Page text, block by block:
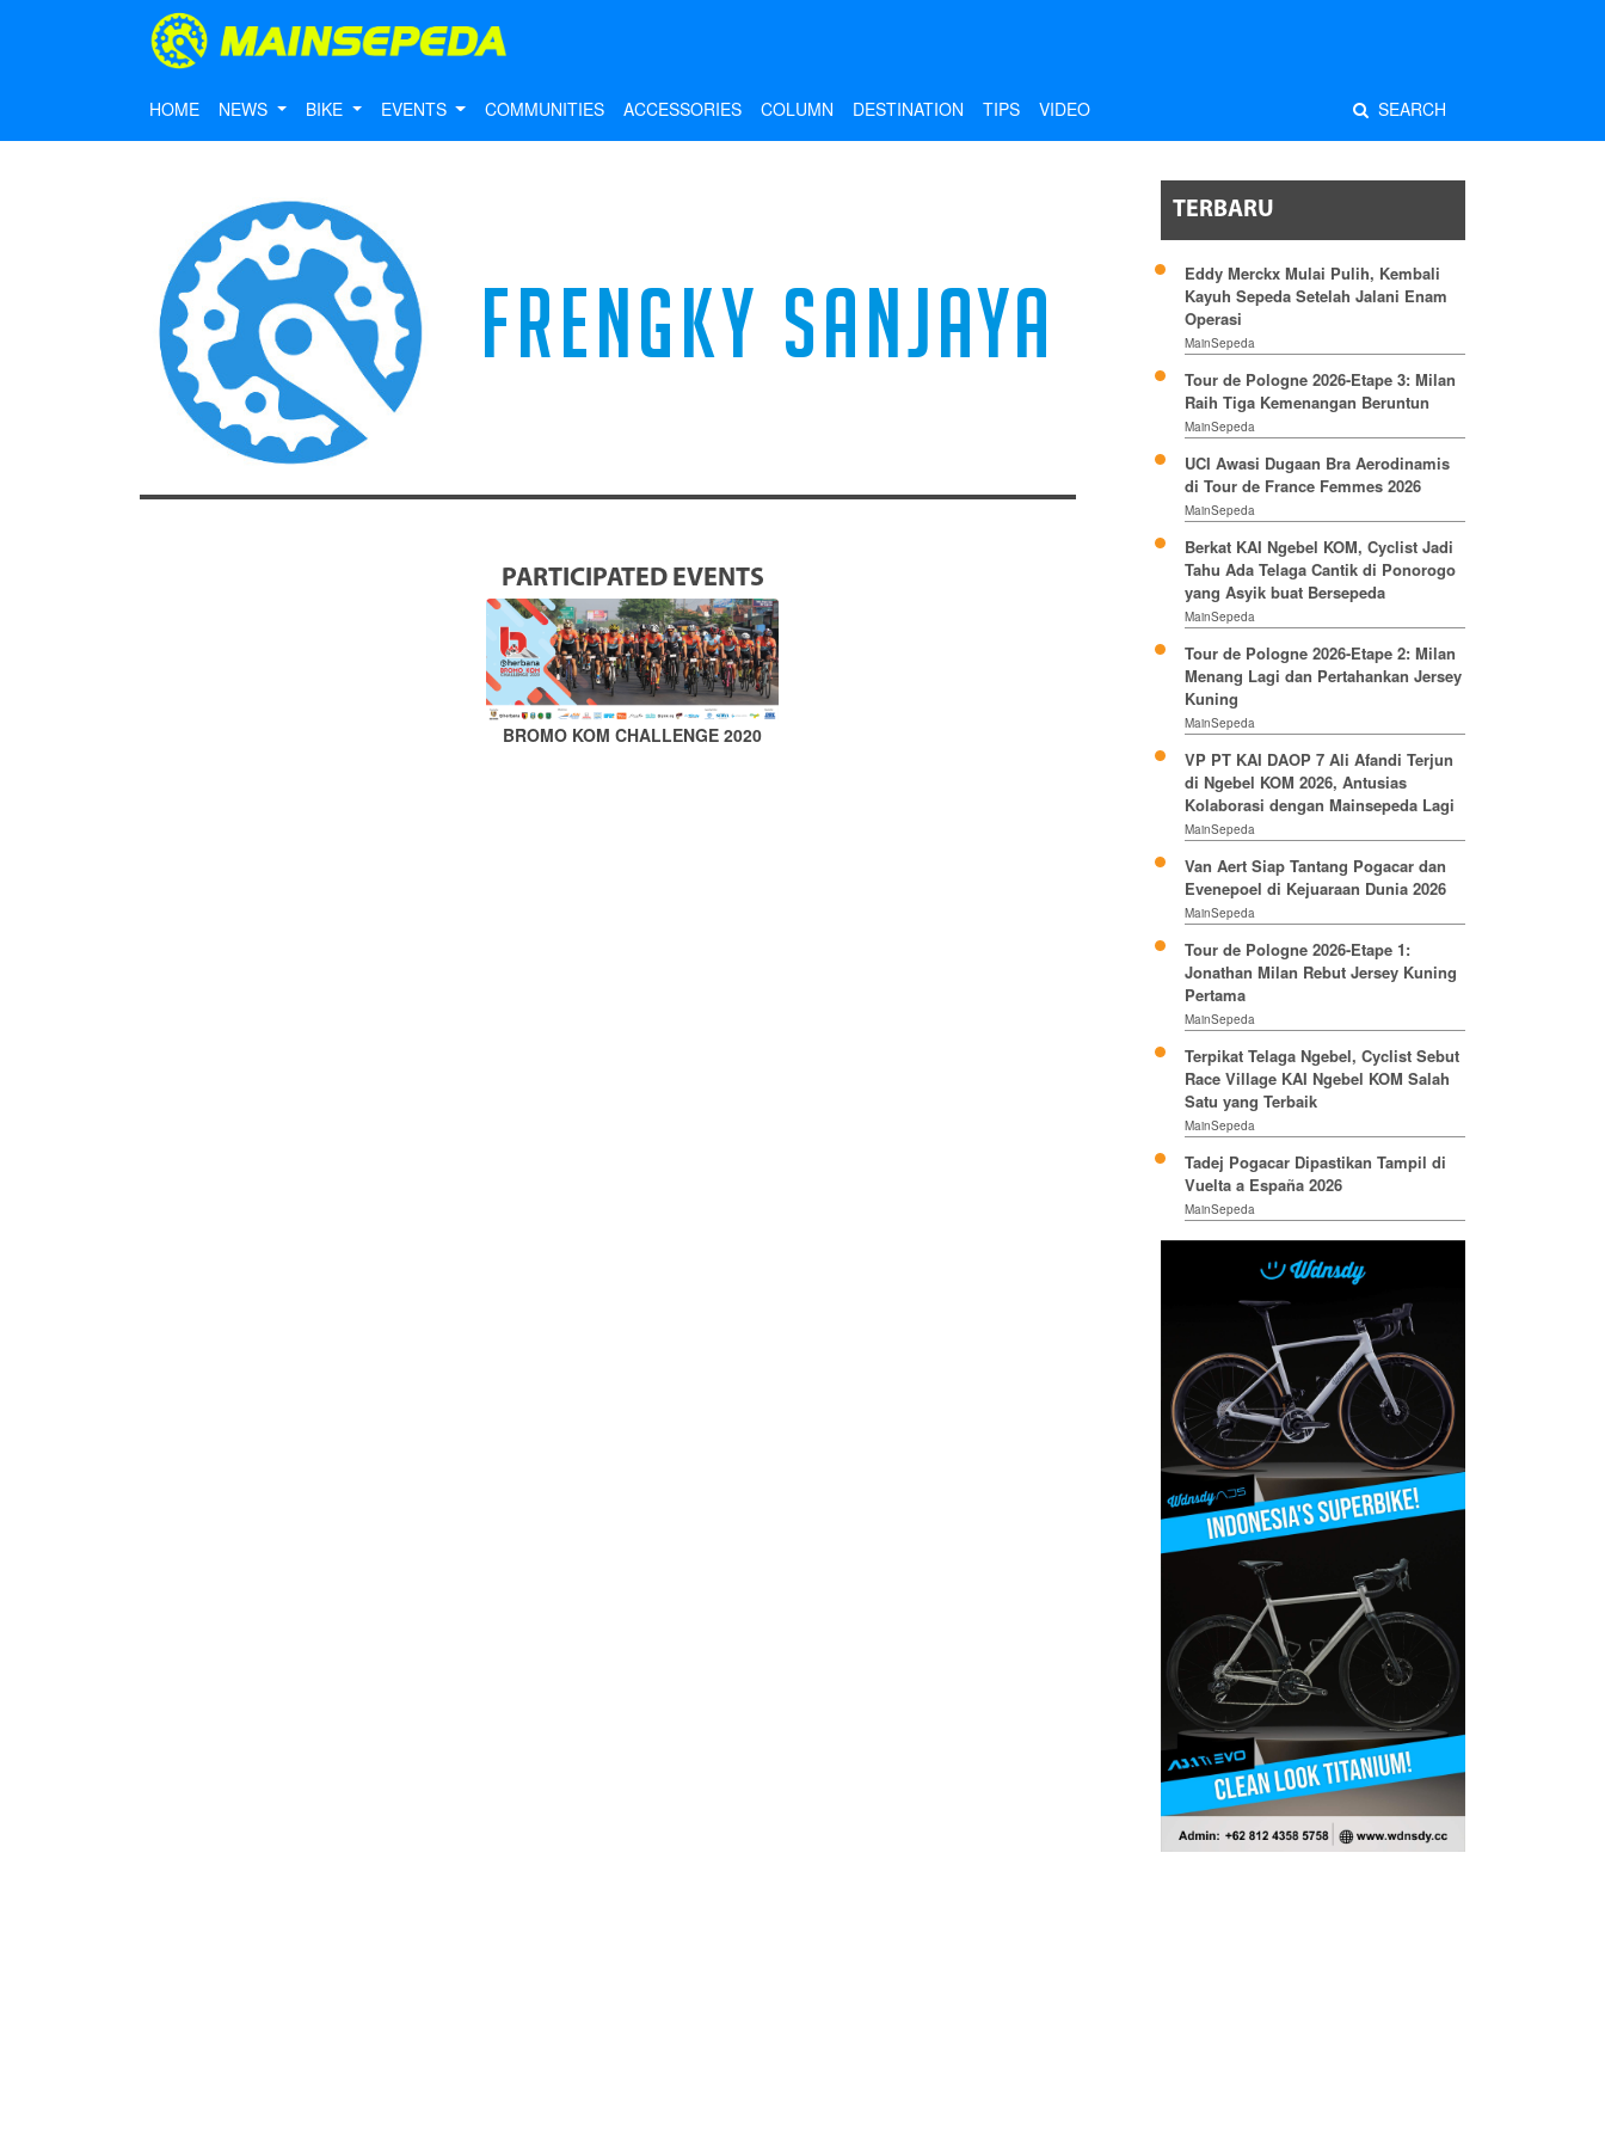
HOME NEWS BIKE EVENTS COMMUNITIES ACCESSORIES COLUMN DESTINATION TIPS VIDEO SEARCH
FRENGKY SANJAYA
PARTICIPATED EVENTS
BROMO KOM CHALLENGE 2020
TERBARU
Eddy Merckx Mulai Pulih, Kembali
Kayuh Sepeda Setelah Jalani Enam
Operasi
MainSepeda
Tour de Pologne 2026-Etape 3: Milan
Raih Tiga Kemenangan Beruntun
MainSepeda
UCI Awasi Dugaan Bra Aerodinamis
di Tour de France Femmes 2026
MainSepeda
Berkat KAI Ngebel KOM, Cyclist Jadi
Tahu Ada Telaga Cantik di Ponorogo
yang Asyik buat Bersepeda
MainSepeda
Tour de Pologne 2026-Etape 2: Milan
Menang Lagi dan Pertahankan Jersey
Kuning
MainSepeda
VP PT KAI DAOP 7 Ali Afandi Terjun
di Ngebel KOM 2026, Antusias
Kolaborasi dengan Mainsepeda Lagi
MainSepeda
Van Aert Siap Tantang Pogacar dan
Evenepoel di Kejuaraan Dunia 2026
MainSepeda
Tour de Pologne 2026-Etape 1:
Jonathan Milan Rebut Jersey Kuning
Pertama
MainSepeda
Terpikat Telaga Ngebel, Cyclist Sebut
Race Village KAI Ngebel KOM Salah
Satu yang Terbaik
MainSepeda
Tadej Pogacar Dipastikan Tampil di
Vuelta a España 2026
MainSepeda